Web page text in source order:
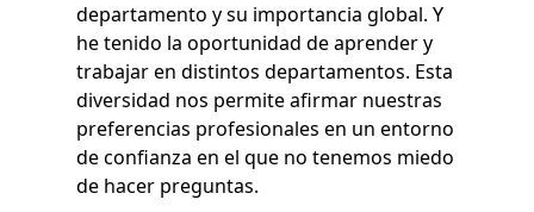
departamento y su importancia global. Y
he tenido la oportunidad de aprender y
trabajar en distintos departamentos. Esta
diversidad nos permite afirmar nuestras
preferencias profesionales en un entorno
de confianza en el que no tenemos miedo
de hacer preguntas.